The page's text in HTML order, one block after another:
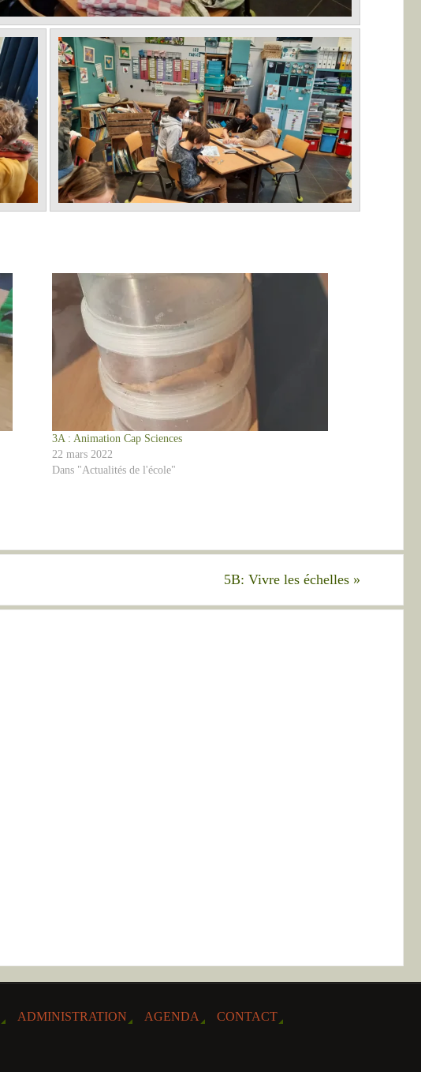
3A : Animation Cap Sciences
22 mars 2022
Dans "Actualités de l'école"
5B: Vivre les échelles »
ADMINISTRATION AGENDA CONTACT